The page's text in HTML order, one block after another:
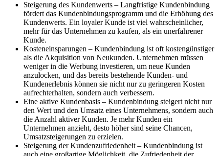
Steigerung des Kundenwerts – Langfristige Kundenbindung
fördert das Kundenbindungsprogramm und die Erhöhung des
Kundenwerts. Ein loyaler Kunde ist viel wahrscheinlicher,
mehr für das Unternehmen zu kaufen, als ein unerfahrener
Kunde.
Kosteneinsparungen – Kundenbindung ist oft kostengünstiger
als die Akquisition von Neukunden. Unternehmen müssen
weniger in die Werbung investieren, um neue Kunden
anzulocken, und das bereits bestehende Kunden- und
Kundenerlebnis können sie nicht nur zu geringeren Kosten
aufrechterhalten, sondern auch verbessern.
Eine aktive Kundenbasis – Kundenbindung steigert nicht nur
den Wert und den Umsatz eines Unternehmens, sondern auch
die Anzahl aktiver Kunden. Je mehr Kunden ein
Unternehmen anzieht, desto höher sind seine Chancen,
Umsatzsteigerungen zu erzielen.
Steigerung der Kundenzufriedenheit – Kundenbindung ist